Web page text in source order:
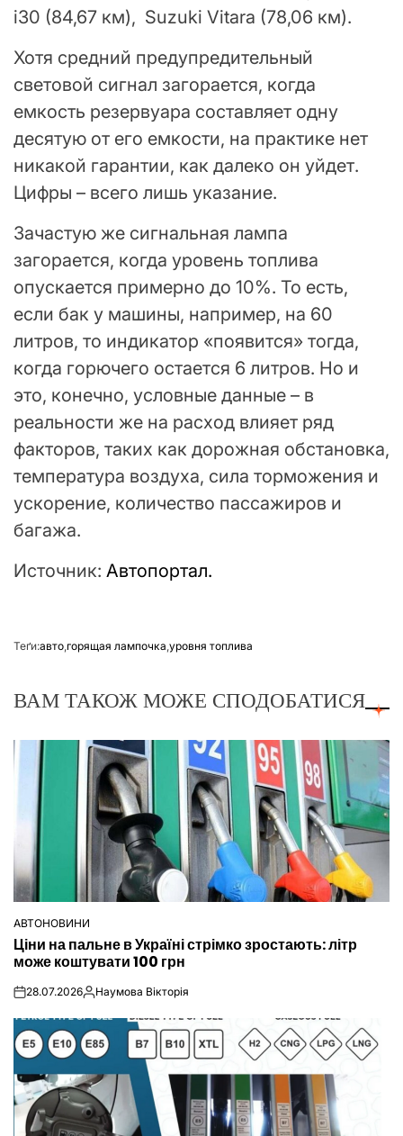
i30 (84,67 км), Suzuki Vitara (78,06 км).
Хотя средний предупредительный
световой сигнал загорается, когда
емкость резервуара составляет одну
десятую от его емкости, на практике нет
никакой гарантии, как далеко он уйдет.
Цифры – всего лишь указание.
Зачастую же сигнальная лампа
загорается, когда уровень топлива
опускается примерно до 10%. То есть,
если бак у машины, например, на 60
литров, то индикатор «появится» тогда,
когда горючего остается 6 литров. Но и
это, конечно, условные данные – в
реальности же на расход влияет ряд
факторов, таких как дорожная обстановка,
температура воздуха, сила торможения и
ускорение, количество пассажиров и
багажа.
Источник: Автопортал.
Теґи:авто,горящая лампочка,уровня топлива
ВАМ ТАКОЖ МОЖЕ СПОДОБАТИСЯ
ОПУБЛІКУВАТИ
У
АВТОНОВИНИ
Ціни на пальне в Україні стрімко зростають: літр
може коштувати 100 грн
on28.07.2026Опубліковано
Наумова Вікторія